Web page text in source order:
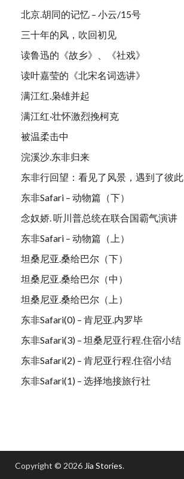
北京.胡同的记忆 – 小云/15号
三十年的风，吹回初见
读鲁迅的《故乡》、《社戏》
读叶嘉莹的《北宋名词选讲》
满江红.枭雄并起
满江红·壮怀激烈挽柯克
被温柔击中
浣溪沙.东非归来
东非行回望：看见了风景，遇到了彼此
东非Safari – 动物篇（下）
念奴娇. 听川普总统在联合国霸气演讲
东非Safari – 动物篇（上）
坦桑尼亚.桑给巴尔（下）
坦桑尼亚.桑给巴尔（中）
坦桑尼亚.桑给巴尔（上）
东非Safari(0) – 肯尼亚.内罗毕
东非Safari(3) – 坦桑尼亚行程.住宿小结
东非Safari(2) – 肯尼亚行程.住宿小结
东非Safari(1) – 选择地接旅行社
Copyright © 2026 Jia Stories.